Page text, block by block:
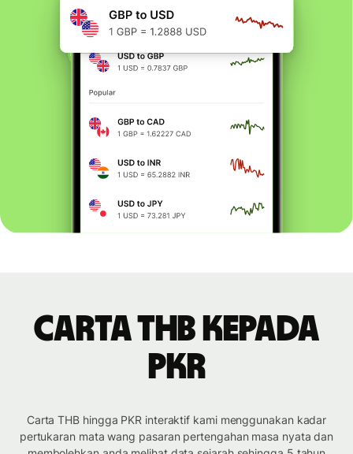
Carta THB kepada
PKR
Carta THB hingga PKR interaktif kami menggunakan kadar
pertukaran mata wang pasaran pertengahan masa nyata dan